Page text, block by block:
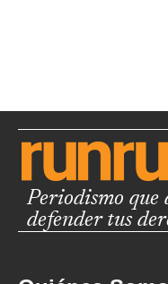
Periodismo que
defender tus